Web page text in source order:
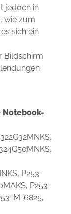
jedoch in
wie zum
sich ein
Bildschirm
Notebook-
P253-
P253-
M-6825,